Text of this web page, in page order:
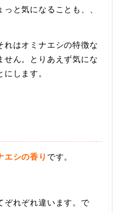
と気になることも、、
れはオミナエシの特徴な
せん。とりあえず気にな
します。
エシの香り です。
ぞれぞれ違います。で